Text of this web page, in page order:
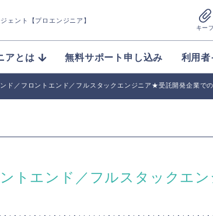
ェント【プロエンジニア】
キー
アとは 無料サポート申し込み 利用
ド／フロントエンド／フルスタックエンジニア★受託開発企業で
トエンド／フルスタックエ